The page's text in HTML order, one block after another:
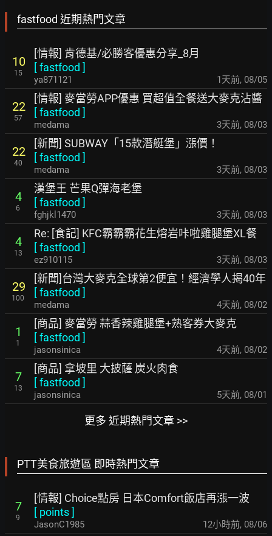
fastfood 近期熱門文章
10
15
[情報] 肯德基/必勝客優惠分享_8月
[fastfood ]
ya871121 1天前, 08/05
22
57
[情報] 麥當勞APP優惠 買超值全餐送大麥克沾醬
[fastfood ]
medama 3天前, 08/03
22
40
[新聞] SUBWAY「15款潛艇堡」漲價！
[fastfood ]
medama 3天前, 08/03
4
6
漢堡王 芒果Q彈海老堡
[fastfood ]
fghjkl1470 3天前, 08/03
4
13
Re: [食記] KFC霸霸霸花生熔岩咔啦雞腿堡XL餐
[fastfood ]
ez910115 3天前, 08/03
29
100
[新聞]台灣大麥克全球第2便宜！經濟學人揭40年
[fastfood ]
medama 4天前, 08/02
1
1
[商品] 麥當勞 蒜香辣雞腿堡+熟客券大麥克
[fastfood ]
jasonsinica 4天前, 08/02
7
13
[商品] 拿坡里 大披薩 炭火肉食
[fastfood ]
jasonsinica 5天前, 08/01
更多 近期熱門文章 >>
PTT美食旅遊區 即時熱門文章
7
9
[情報] Choice點房 日本Comfort飯店再漲一波
[ points]
JasonC1985 12小時前, 08/06